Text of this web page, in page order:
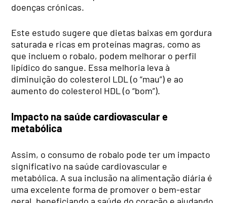
doenças crónicas.
Este estudo sugere que dietas baixas em gordura
saturada e ricas em proteínas magras, como as
que incluem o robalo, podem melhorar o perfil
lipídico do sangue. Essa melhoria leva à
diminuição do colesterol LDL (o “mau”) e ao
aumento do colesterol HDL (o “bom”).
Impacto na saúde cardiovascular e
metabólica
Assim, o consumo de robalo pode ter um impacto
significativo na saúde cardiovascular e
metabólica. A sua inclusão na alimentação diária é
uma excelente forma de promover o bem-estar